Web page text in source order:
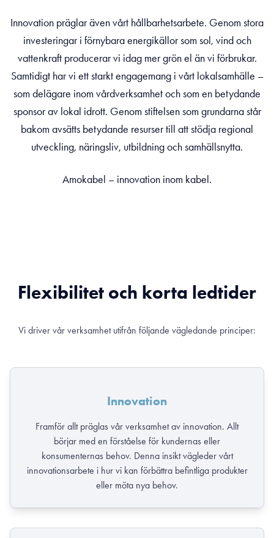
Innovation präglar även vårt hållbarhetsarbete. Genom stora
investeringar i förnybara energikällor som sol, vind och
vattenkraft producerar vi idag mer grön el än vi förbrukar.
Samtidigt har vi ett starkt engagemang i vårt lokalsamhälle –
som delägare inom vårdverksamhet och som en betydande
sponsor av lokal idrott. Genom stiftelsen som grundarna står
bakom avsätts betydande resurser till att stödja regional
utveckling, näringsliv, utbildning och samhällsnytta.
Amokabel – innovation inom kabel.
Flexibilitet och korta ledtider
Vi driver vår verksamhet utifrån följande vägledande principer:
Innovation
Framför allt präglas vår verksamhet av innovation. Allt
börjar med en förståelse för kundernas eller
konsumenternas behov. Denna insikt vägleder vårt
innovationsarbete i hur vi kan förbättra befintliga produkter
eller möta nya behov.